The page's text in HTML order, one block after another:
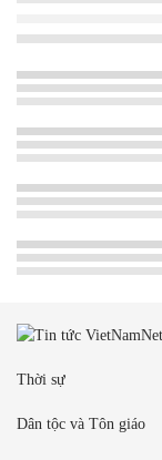
Thời sự
Dân tộc và Tôn giáo